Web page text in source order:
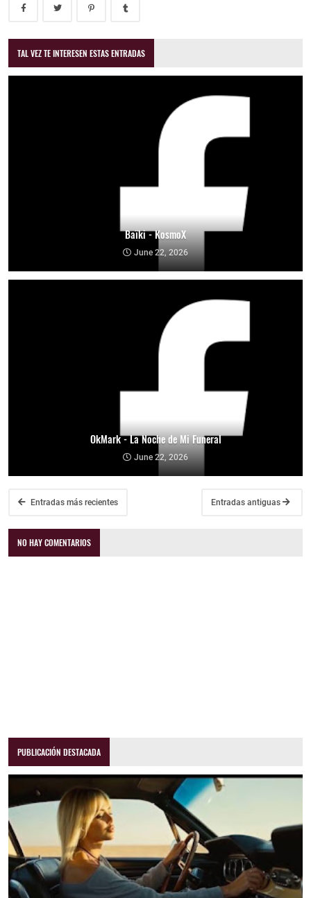
TAL VEZ TE INTERESEN ESTAS ENTRADAS
Baïki - KosmoX
June 22, 2026
OkMark - La Noche de Mi Funeral
June 22, 2026
Entradas más recientes Entradas antiguas
NO HAY COMENTARIOS
PUBLICACIÓN DESTACADA